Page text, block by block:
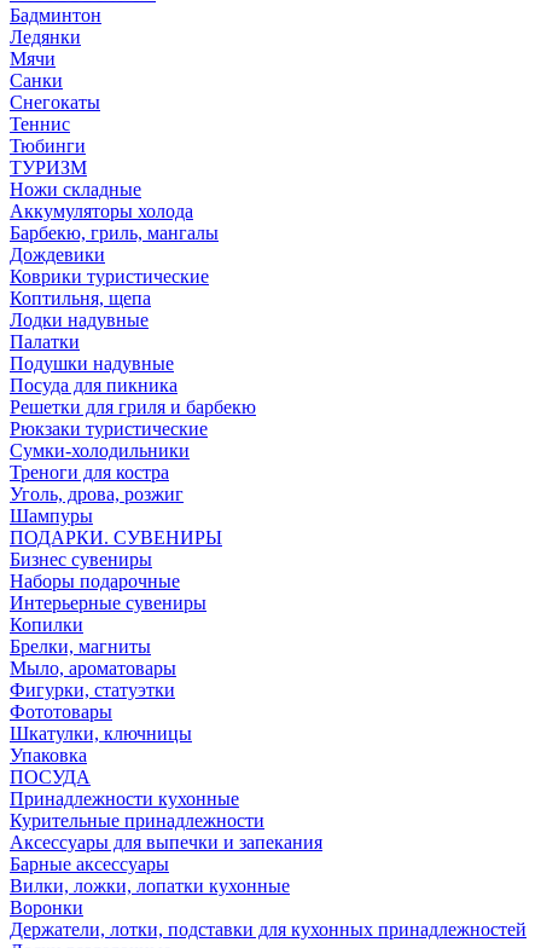
Бадминтон
Ледянки
Мячи
Санки
Снегокаты
Теннис
Тюбинги
ТУРИЗМ
Ножи складные
Аккумуляторы холода
Барбекю, гриль, мангалы
Дождевики
Коврики туристические
Коптильня, щепа
Лодки надувные
Палатки
Подушки надувные
Посуда для пикника
Решетки для гриля и барбекю
Рюкзаки туристические
Сумки-холодильники
Треноги для костра
Уголь, дрова, розжиг
Шампуры
ПОДАРКИ. СУВЕНИРЫ
Бизнес сувениры
Наборы подарочные
Интерьерные сувениры
Копилки
Брелки, магниты
Мыло, ароматовары
Фигурки, статуэтки
Фототовары
Шкатулки, ключницы
Упаковка
ПОСУДА
Принадлежности кухонные
Курительные принадлежности
Аксессуары для выпечки и запекания
Барные аксессуары
Вилки, ложки, лопатки кухонные
Воронки
Держатели, лотки, подставки для кухонных принадлежностей